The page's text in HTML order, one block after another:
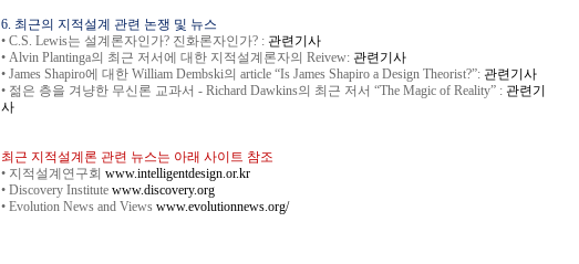
6. 최근의 지적설계 관련 논쟁 및 뉴스
• C.S. Lewis는 설계론자인가? 진화론자인가? : 관련기사
• Alvin Plantinga의 최근 저서에 대한 지적설계론자의 Reivew: 관련기사
• James Shapiro에 대한 William Dembski의 article “Is James Shapiro a Design Theorist?”: 관련기사
• 젊은 층을 겨냥한 무신론 교과서 - Richard Dawkins의 최근 저서 “The Magic of Reality” : 관련기
사
최근 지적설계론 관련 뉴스는 아래 사이트 참조
• 지적설계연구회 www.intelligentdesign.or.kr
• Discovery Institute www.discovery.org
• Evolution News and Views www.evolutionnews.org/